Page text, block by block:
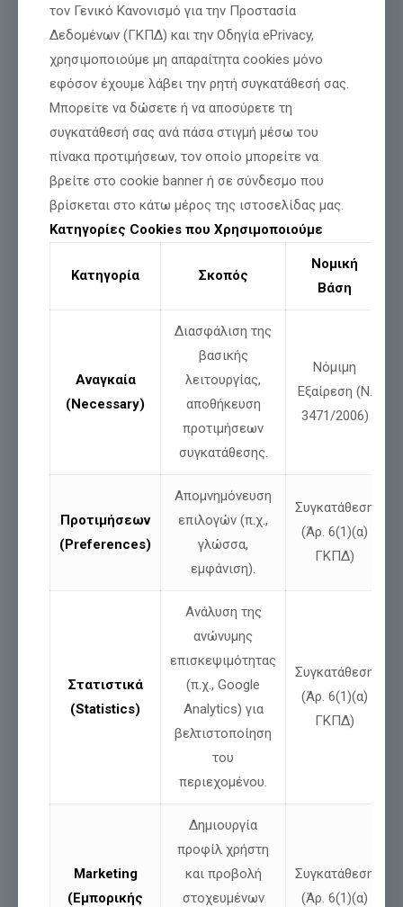
Κάποτε, μόνο τα προϊόντα είχαν barcode και QR code.
Σήμερα, θέλουν να βάλουν κωδικό και στον άνθρωπο.
Να μας μετατρέψουν σε εμπορεύματα, σε ΠΡΑΓΜΑΤΑ με
αριθμό.
ΝΑ ΣΒΗΣΟΥΝ το όνομα και την ταυτότητά μας και να γίνουμε
στον κόσμο σαν να είμαστε νούμερα σε αποθήκη.
Εδώ είναι η κόκκινη γραμμή.
Δεν θα γίνουμε σκλάβοι ενός αριθμού.
Δεν θα αφήσουμε να μας μετατρέψουν σε φακελωμένους
υπηκόους ενός άθεου και ανθελληνικού κράτους.
https://x.com/nikos71papad/status/1958113777020276908
Μοιράσου
Σχετικές αναρτήσεις
3 Αυγούστου 2026. Ήρθε η ώρα ο
Ελληνικός λαός να πει: «ΩΣ ΕΔΩ»
Διαβάστε περισσότερα
τον Γενικό Κανονισμό για την Προστασία
Δεδομένων (ΓΚΠΔ) και την Οδηγία ePrivacy,
χρησιμοποιούμε μη απαραίτητα cookies μόνο
εφόσον έχουμε λάβει την ρητή συγκατάθεσή σας.
Μπορείτε να δώσετε ή να αποσύρετε τη
συγκατάθεσή σας ανά πάσα στιγμή μέσω του
πίνακα προτιμήσεων, τον οποίο μπορείτε να
βρείτε στο cookie banner ή σε σύνδεσμο που
βρίσκεται στο κάτω μέρος της ιστοσελίδας μας.
Κατηγορίες Cookies που Χρησιμοποιούμε
Κατηγορία Σκοπός
Νομική
Βάση
Αναγκαία
(Necessary)
Διασφάλιση της
βασικής
λειτουργίας,
αποθήκευση
προτιμήσεων
συγκατάθεσης.
Νόμιμη
Εξαίρεση (Ν.
3471/2006)
Προτιμήσεων
(Preferences)
Απομνημόνευση
επιλογών (π.χ.,
γλώσσα,
εμφάνιση).
Συγκατάθεση
(Άρ. 6(1)(α)
ΓΚΠΔ)
Στατιστικά
(Statistics)
Ανάλυση της
ανώνυμης
επισκεψιμότητας
(π.χ., Google
Analytics) για
βελτιστοποίηση
του
περιεχομένου.
Συγκατάθεση
(Άρ. 6(1)(α)
ΓΚΠΔ)
Marketing
(Εμπορικής
Δημιουργία
προφίλ χρήστη
και προβολή
στοχευμένων
Συγκατάθεση
(Άρ. 6(1)(α)